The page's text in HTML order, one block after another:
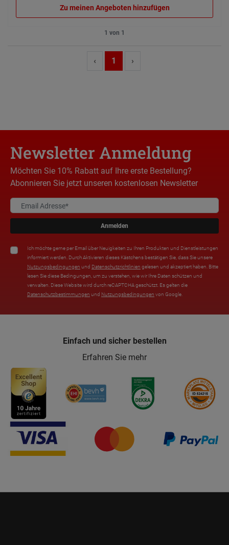
Zu meinen Angeboten hinzufügen
1 von 1
‹ 1 ›
Newsletter Anmeldung
Möchten Sie 10% Rabatt auf Ihre erste Bestellung?
Abonnieren Sie jetzt unseren kostenlosen Newsletter
Anmelden
Ich möchte gerne per Email über Neuigkeiten zu Ihren Produkten und Dienstleistungen
informiert werden. Durch Aktivieren dieses Kästchens bestätigen Sie, dass Sie unsere
Nutzungsbedingungen und Datenschutzrichtlinien gelesen und akzeptiert haben. Bitte
lesen Sie diese Bedingungen, um zu verstehen, wie wir Ihre Daten schützen und
verwalten. Diese Website wird durch reCAPTCHA geschützt. Es gelten die
Datenschutzbestimmungen und Nutzungsbedingungen von Google.
Einfach und sicher bestellen
Erfahren Sie mehr